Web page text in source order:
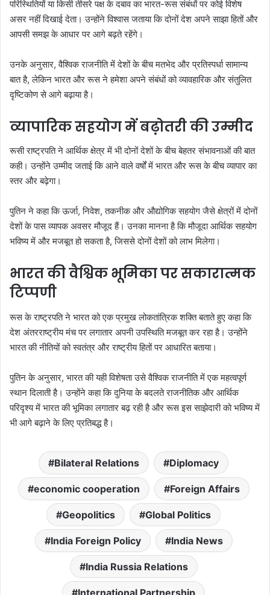
परिस्थितियों या किसी तीसरे पक्ष के दबाव का भारत-रूस संबंधों पर कोई विशेष
असर नहीं दिखाई देता। उन्होंने विश्वास जताया कि दोनों देश अपने साझा हितों और
आपसी समझ के आधार पर आगे बढ़ते रहेंगे।
उनके अनुसार, वैश्विक राजनीति में देशों के बीच मतभेद और प्रतिस्पर्धा सामान्य
बात है, लेकिन भारत और रूस ने हमेशा अपने संबंधों को व्यावहारिक और संतुलित
दृष्टिकोण से आगे बढ़ाया है।
व्यापारिक सहयोग में बढ़ोतरी की उम्मीद
रूसी राष्ट्रपति ने आर्थिक क्षेत्र में भी दोनों देशों के बीच बेहतर संभावनाओं की बात
कही। उन्होंने उम्मीद जताई कि आने वाले वर्षों में भारत और रूस के बीच व्यापार का
स्तर और बढ़ेगा।
पुतिन ने कहा कि ऊर्जा, निवेश, तकनीक और औद्योगिक सहयोग जैसे क्षेत्रों में दोनों
देशों के पास व्यापक अवसर मौजूद हैं। उनका मानना है कि मौजूदा आर्थिक सहयोग
भविष्य में और मजबूत हो सकता है, जिससे दोनों देशों को लाभ मिलेगा।
भारत की वैश्विक भूमिका पर सकारात्मक
टिप्पणी
रूस के राष्ट्रपति ने भारत को एक प्रमुख लोकतांत्रिक शक्ति बताते हुए कहा कि
देश अंतरराष्ट्रीय मंच पर लगातार अपनी उपस्थिति मजबूत कर रहा है। उन्होंने
भारत की नीतियों को स्वतंत्र और राष्ट्रीय हितों पर आधारित बताया।
पुतिन के अनुसार, भारत की यही विशेषता उसे वैश्विक राजनीति में एक महत्वपूर्ण
स्थान दिलाती है। उन्होंने कहा कि दुनिया के बदलते राजनीतिक और आर्थिक
परिदृश्य में भारत की भूमिका लगातार बढ़ रही है और रूस इस साझेदारी को भविष्य में
भी आगे बढ़ाने के लिए प्रतिबद्ध है।
Bilateral Relations Diplomacy
economic cooperation Foreign Affairs
Geopolitics Global Politics
India Foreign Policy India News
India Russia Relations
International Partnership